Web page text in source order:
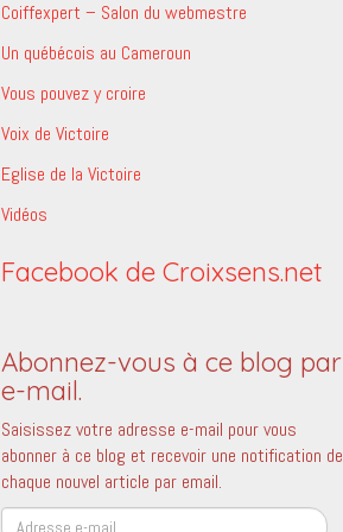
Coiffexpert – Salon du webmestre
Un québécois au Cameroun
Vous pouvez y croire
Voix de Victoire
Eglise de la Victoire
Vidéos
Facebook de Croixsens.net
Abonnez-vous à ce blog par
e-mail.
Saisissez votre adresse e-mail pour vous
abonner à ce blog et recevoir une notification de
chaque nouvel article par email.
Adresse